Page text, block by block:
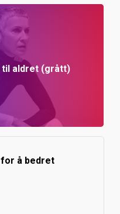
til aldret (grått)
å bedret